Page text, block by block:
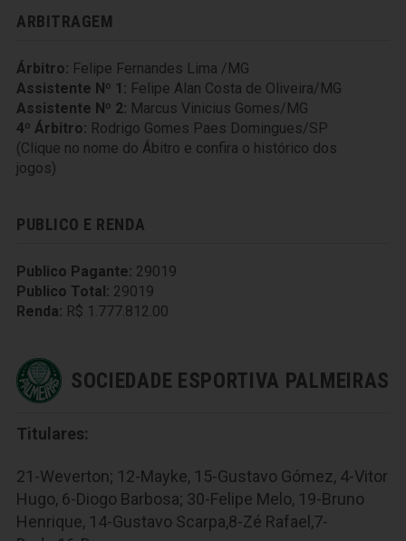
ARBITRAGEM
Árbitro: Felipe Fernandes Lima /MG
Assistente Nº 1: Felipe Alan Costa de Oliveira/MG
Assistente Nº 2: Marcus Vinicius Gomes/MG
4º Árbitro: Rodrigo Gomes Paes Domingues/SP
(Clique no nome do Ábitro e confira o histórico dos
jogos)
PUBLICO E RENDA
Publico Pagante: 29019
Publico Total: 29019
Renda: R$ 1.777.812.00
SOCIEDADE ESPORTIVA PALMEIRAS
Titulares:
21-Weverton; 12-Mayke, 15-Gustavo Gómez, 4-Vitor
Hugo, 6-Diogo Barbosa; 30-Felipe Melo, 19-Bruno
Henrique, 14-Gustavo Scarpa,8-Zé Rafael,7-